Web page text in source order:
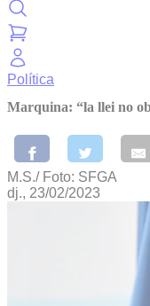
Política
Marquina: “la llei no
M.S./ Foto: SFGA
dj., 23/02/2023